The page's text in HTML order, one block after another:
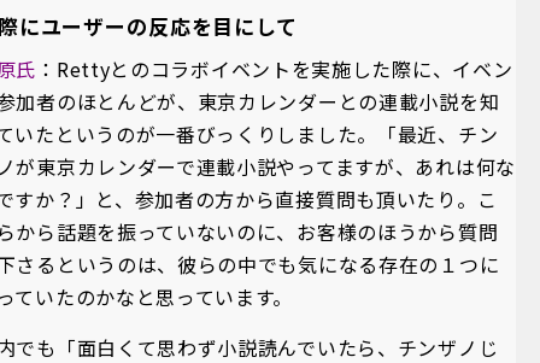
にユーザーの反応を目にして
氏 ：Rettyとのコラボイベントを実施した際に、イベン
加者のほとんどが、東京カレンダーとの連載小説を知
いたというのが一番びっくりしました。「最近、チン
が東京カレンダーで連載小説やってますが、あれは何な
すか？」と、参加者の方から直接質問も頂いたり。こ
から話題を振っていないのに、お客様のほうから質問
さるというのは、彼らの中でも気になる存在の１つに
ていたのかなと思っています。
でも「面白くて思わず小説読んでいたら、チンザノじ